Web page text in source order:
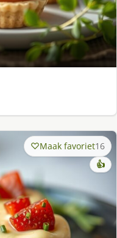
Maak favoriet16
👍